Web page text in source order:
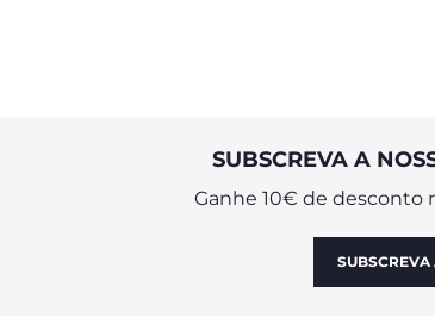
SUBSCREVA A
Ganhe 10€ de desconto
SUBSCREVA